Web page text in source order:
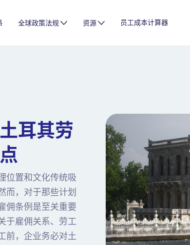
全球政策法规 资源 员工成本计算器
耳其劳
位置和文化传统吸
而，对于那些计划
佣条例是至关重要
于雇佣关系、劳工
前，企业务必对土